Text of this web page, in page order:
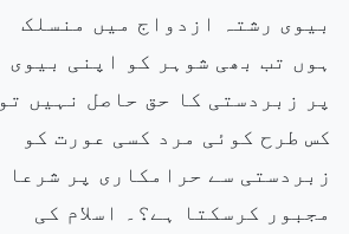
بیوی رشتہ ازدواج میں منسلک
ہوں تب بھی شوہر کو اپنی بیوی
پر زبردستی کا حق حاصل نہیں تو
کس طرح کوئی مرد کسی عورت کو
زبردستی سے حرامکاری پر شرعا
مجبور کرسکتا ہے؟۔ اسلام کی